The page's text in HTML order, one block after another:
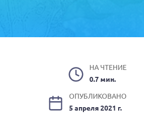
НА ЧТЕНИЕ
0.7 мин.
ОПУБЛИКОВАНО
5 апреля 2021 г.